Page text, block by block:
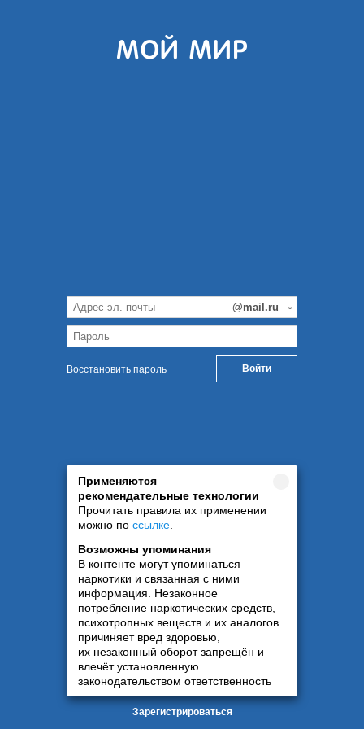
Восстановить пароль
Применяются
рекомендательные технологии
Прочитать правила их применении
можно по ссылке
Возможны упоминания
В контенте могут упоминаться
наркотики и связанная с ними
информация. Незаконное
потребление наркотических средств,
психотропных веществ и их аналогов
причиняет вред здоровью,
их незаконный оборот запрещён и
влечёт установленную
законодательством ответственность
Зарегистрироваться